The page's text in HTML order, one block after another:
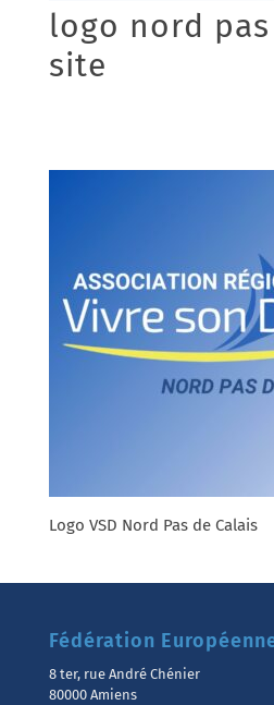
logo nord
site
Logo VSD Nord Pas de Calais
Fédération
8 ter, rue André Chénier
80000 Amiens